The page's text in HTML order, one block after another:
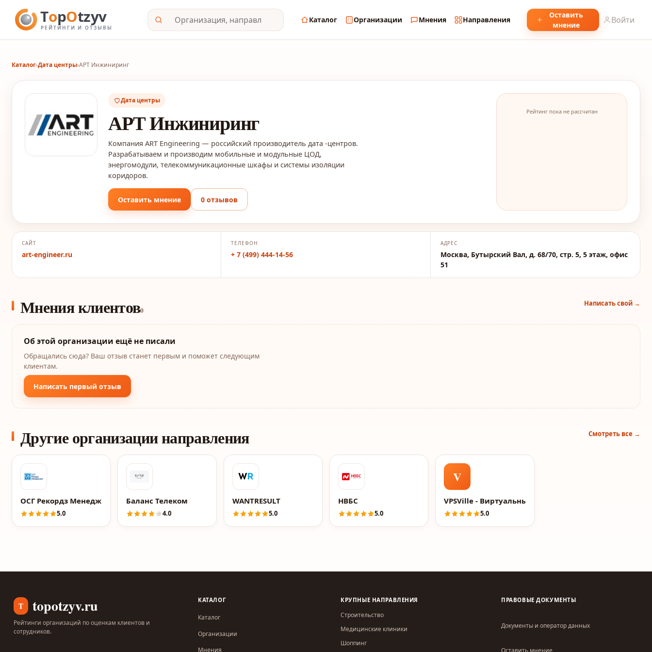
Каталог Организации Мнения Направления
Оставить
мнение
Войти
Каталог›Дата центры›АРТ Инжиниринг
Дата центры
АРТ Инжиниринг
Компания ART Engineering — российский производитель дата -центров.
Разрабатываем и производим мобильные и модульные ЦОД,
энергомодули, телекоммуникационные шкафы и системы изоляции
коридоров.
Оставить мнение 0 отзывов
Рейтинг пока не рассчитан
САЙТ
art-engineer.ru
ТЕЛЕФОН
+ 7 (499) 444-14-56
АДРЕС
Москва, Бутырский Вал, д. 68/70, стр. 5, 5 этаж, офис
51
Мнения клиентов0
Написать свой →
Об этой организации ещё не писали
Обращались сюда? Ваш отзыв станет первым и поможет следующим
клиентам.
Написать первый отзыв
Другие организации направления Смотреть все →
ОСГ Рекордз Менеджмент
5.0
Баланс Телеком
4.0
WANTRESULT
5.0
НВБС
5.0
V
VPSVille - Виртуальные серверы для любых задач
5.0
T topotzyv.ru
Рейтинги организаций по оценкам клиентов и
сотрудников.
КАТАЛОГ
Каталог
Организации
Мнения
КРУПНЫЕ НАПРАВЛЕНИЯ
Строительство
Медицинские клиники
Шоппинг
ПРАВОВЫЕ ДОКУМЕНТЫ
Документы и оператор данных
Оставить мнение